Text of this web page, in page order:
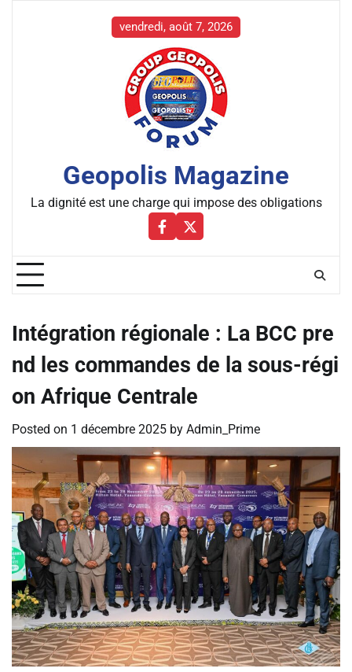
vendredi, août 7, 2026
Geopolis Magazine
La dignité est une charge qui impose des obligations
Facebbok
X
Intégration régionale : La BCC pre
nd les commandes de la sous-régi
on Afrique Centrale
Posted on 1 décembre 2025 by Admin_Prime